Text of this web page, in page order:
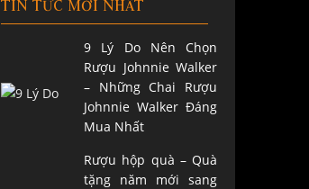
TIN TỨC MỚI NHẤT
9 Lý Do Nên Chọn
Rượu Johnnie Walker
– Những Chai Rượu
Johnnie Walker Đáng
Mua Nhất
Rượu hộp quà – Quà
tặng năm mới sang